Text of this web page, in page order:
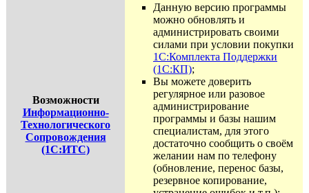
Возможности
Информационно-
Технологического
Сопровождения
(1С:ИТС)
Данную версию программы
можно обновлять и
администрировать своими
силами при условии покупки
1С:Комплекта Поддержки
(1С:КП);
Вы можете доверить
регулярное или разовое
администрирование
программы и базы нашим
специалистам, для этого
достаточно сообщить о своём
желании нам по телефону
(обновление, перенос базы,
резервное копирование,